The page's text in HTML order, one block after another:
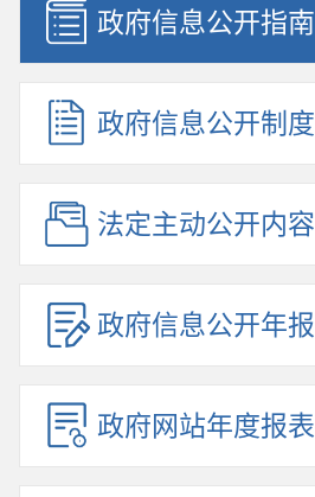
政府信息公开指南
政府信息公开制度
法定主动公开内容
政府信息公开年报
政府网站年度报表